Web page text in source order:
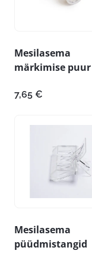
Mesilasema
märkimise puur
7,65 €
Mesilasema
püüdmistangid